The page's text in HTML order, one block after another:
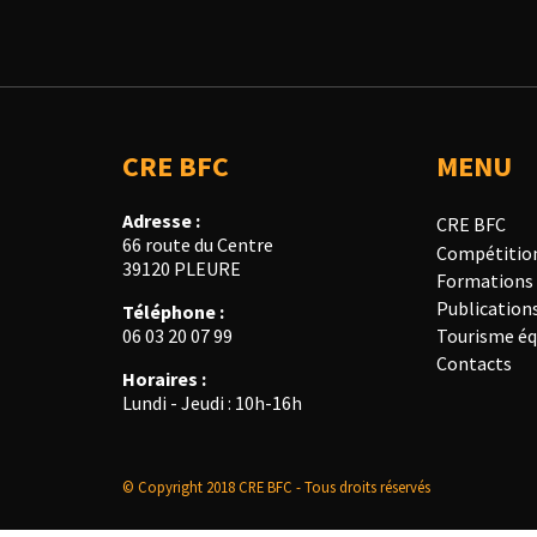
CRE BFC
Adresse :
66 route du Centre
39120 PLEURE
Téléphone :
06 03 20 07 99
Horaires :
Lundi - Jeudi : 10h-16h
MENU
CRE BFC
Formations
Tourisme
Contacts
© Copyright 2018 CRE BFC - Tous droits réservés